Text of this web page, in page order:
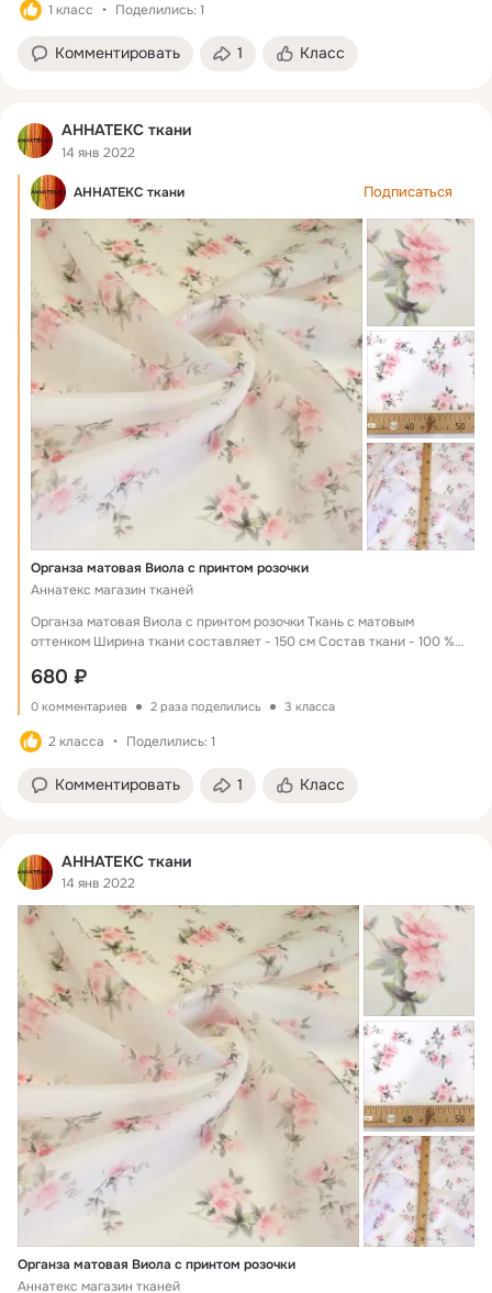
1 класс Поделились: 1
Комментировать 1 Класс
АННАТЕКС ткани
14 янв 2022
АННАТЕКС ткани Подписаться
Органза матовая Виола с принтом розочки
Аннатекс магазин тканей
Органза матовая Виола с принтом розочки Ткань с матовым
оттенком Ширина ткани составляет - 150 см Состав ткани - 100 %
погонный метр ткани Оптовая цена действует при заказе рулона
ткани Органза Виола с красивым цветочным принтом, ткань которая
680 ₽
0 комментариев 2 раза поделились 3 класса
2 класса Поделились: 1
Комментировать 1 Класс
АННАТЕКС ткани
14 янв 2022
Органза матовая Виола с принтом розочки
Аннатекс магазин тканей